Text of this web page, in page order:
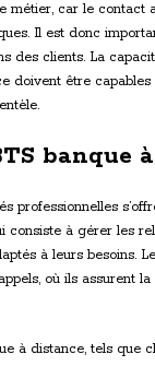
métier, car le contact
Il est donc
des clients. La
doivent être capables
banque
professionnelles
consiste à gérer les
à leurs besoins.
où ils assurent
à distance, tels que